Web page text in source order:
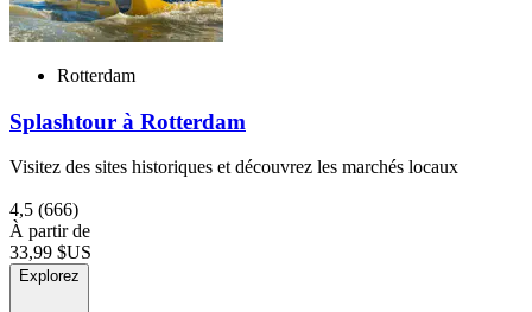
Rotterdam
Splashtour à Rotterdam
Visitez des sites historiques et découvrez les marchés locaux
4,5 (666)
À partir de
33,99 $US
Explorez